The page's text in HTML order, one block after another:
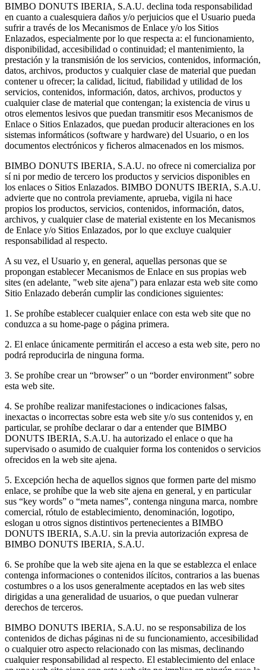
BIMBO DONUTS IBERIA, S.A.U. declina toda responsabilidad
en cuanto a cualesquiera daños y/o perjuicios que el Usuario pueda
sufrir a través de los Mecanismos de Enlace y/o los Sitios
Enlazados, especialmente por lo que respecta a: el funcionamiento,
disponibilidad, accesibilidad o continuidad; el mantenimiento, la
prestación y la transmisión de los servicios, contenidos, información,
datos, archivos, productos y cualquier clase de material que puedan
contener u ofrecer; la calidad, licitud, fiabilidad y utilidad de los
servicios, contenidos, información, datos, archivos, productos y
cualquier clase de material que contengan; la existencia de virus u
otros elementos lesivos que puedan transmitir esos Mecanismos de
Enlace o Sitios Enlazados, que puedan producir alteraciones en los
sistemas informáticos (software y hardware) del Usuario, o en los
documentos electrónicos y ficheros almacenados en los mismos.
BIMBO DONUTS IBERIA, S.A.U. no ofrece ni comercializa por
sí ni por medio de tercero los productos y servicios disponibles en
los enlaces o Sitios Enlazados. BIMBO DONUTS IBERIA, S.A.U.
advierte que no controla previamente, aprueba, vigila ni hace
propios los productos, servicios, contenidos, información, datos,
archivos, y cualquier clase de material existente en los Mecanismos
de Enlace y/o Sitios Enlazados, por lo que excluye cualquier
responsabilidad al respecto.
A su vez, el Usuario y, en general, aquellas personas que se
propongan establecer Mecanismos de Enlace en sus propias web
sites (en adelante, "web site ajena") para enlazar esta web site como
Sitio Enlazado deberán cumplir las condiciones siguientes:
1. Se prohíbe establecer cualquier enlace con esta web site que no
conduzca a su home-page o página primera.
2. El enlace únicamente permitirán el acceso a esta web site, pero no
podrá reproducirla de ninguna forma.
3. Se prohíbe crear un “browser” o un “border environment” sobre
esta web site.
4. Se prohíbe realizar manifestaciones o indicaciones falsas,
inexactas o incorrectas sobre esta web site y/o sus contenidos y, en
particular, se prohíbe declarar o dar a entender que BIMBO
DONUTS IBERIA, S.A.U. ha autorizado el enlace o que ha
supervisado o asumido de cualquier forma los contenidos o servicios
ofrecidos en la web site ajena.
5. Excepción hecha de aquellos signos que formen parte del mismo
enlace, se prohíbe que la web site ajena en general, y en particular
sus “key words” o “meta names”, contenga ninguna marca, nombre
comercial, rótulo de establecimiento, denominación, logotipo,
eslogan u otros signos distintivos pertenecientes a BIMBO
DONUTS IBERIA, S.A.U. sin la previa autorización expresa de
BIMBO DONUTS IBERIA, S.A.U.
6. Se prohíbe que la web site ajena en la que se establezca el enlace
contenga informaciones o contenidos ilícitos, contrarios a las buenas
costumbres o a los usos generalmente aceptados en las web sites
dirigidas a una generalidad de usuarios, o que puedan vulnerar
derechos de terceros.
BIMBO DONUTS IBERIA, S.A.U. no se responsabiliza de los
contenidos de dichas páginas ni de su funcionamiento, accesibilidad
o cualquier otro aspecto relacionado con las mismas, declinando
cualquier responsabilidad al respecto. El establecimiento del enlace